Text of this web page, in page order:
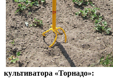
культиватора «Торнадо»: